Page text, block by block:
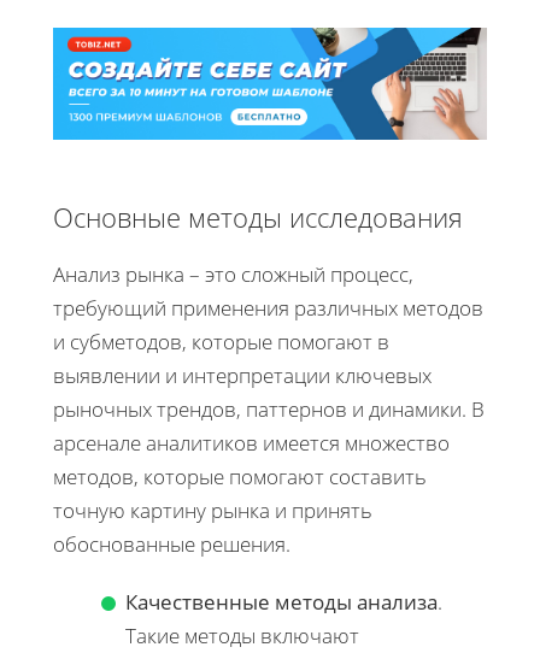
Основные методы исследования
Анализ рынка – это сложный процесс,
требующий применения различных методов
и субметодов, которые помогают в
выявлении и интерпретации ключевых
рыночных трендов, паттернов и динамики. В
арсенале аналитиков имеется множество
методов, которые помогают составить
точную картину рынка и принять
обоснованные решения.
Качественные методы анализа.
Такие методы включают